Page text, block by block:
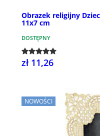
Obrazek religijny
11x7 cm
DOSTĘPNY
zł 11,26
NOWOŚCI